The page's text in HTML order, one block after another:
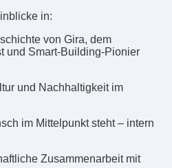
in:
von Gira, dem
und Smart-Building-Pionier
und Nachhaltigkeit im
im Mittelpunkt steht – intern
Zusammenarbeit mit